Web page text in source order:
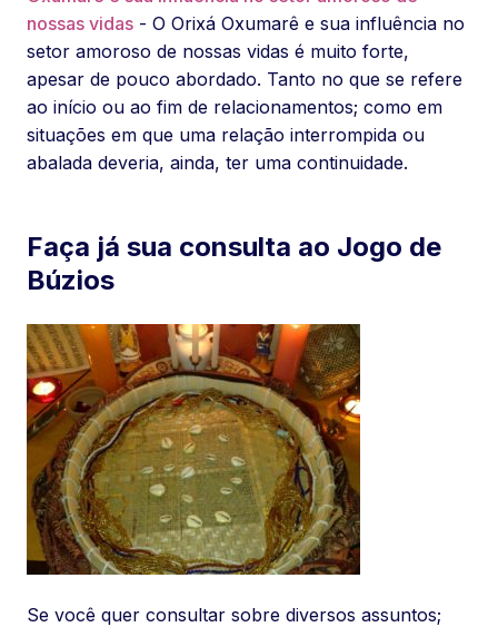
nossas vidas - O Orixá Oxumarê e sua influência no
setor amoroso de nossas vidas é muito forte,
apesar de pouco abordado. Tanto no que se refere
ao início ou ao fim de relacionamentos; como em
situações em que uma relação interrompida ou
abalada deveria, ainda, ter uma continuidade.
Faça já sua consulta ao Jogo de
Búzios
Se você quer consultar sobre diversos assuntos;